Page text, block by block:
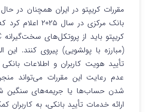
مقررات کریپتو در ایران همچنان در
بانک مرکزی در سال
(مبارزه با پولشویی) پیروی کنند. این
تأیید هویت کاربران و اطلاعات
عدم رعایت این مقررات می‌تواند
شدن حساب‌ها یا جریمه‌های سنگین
ارائه خدمات تأیید بانکی، به کاربران